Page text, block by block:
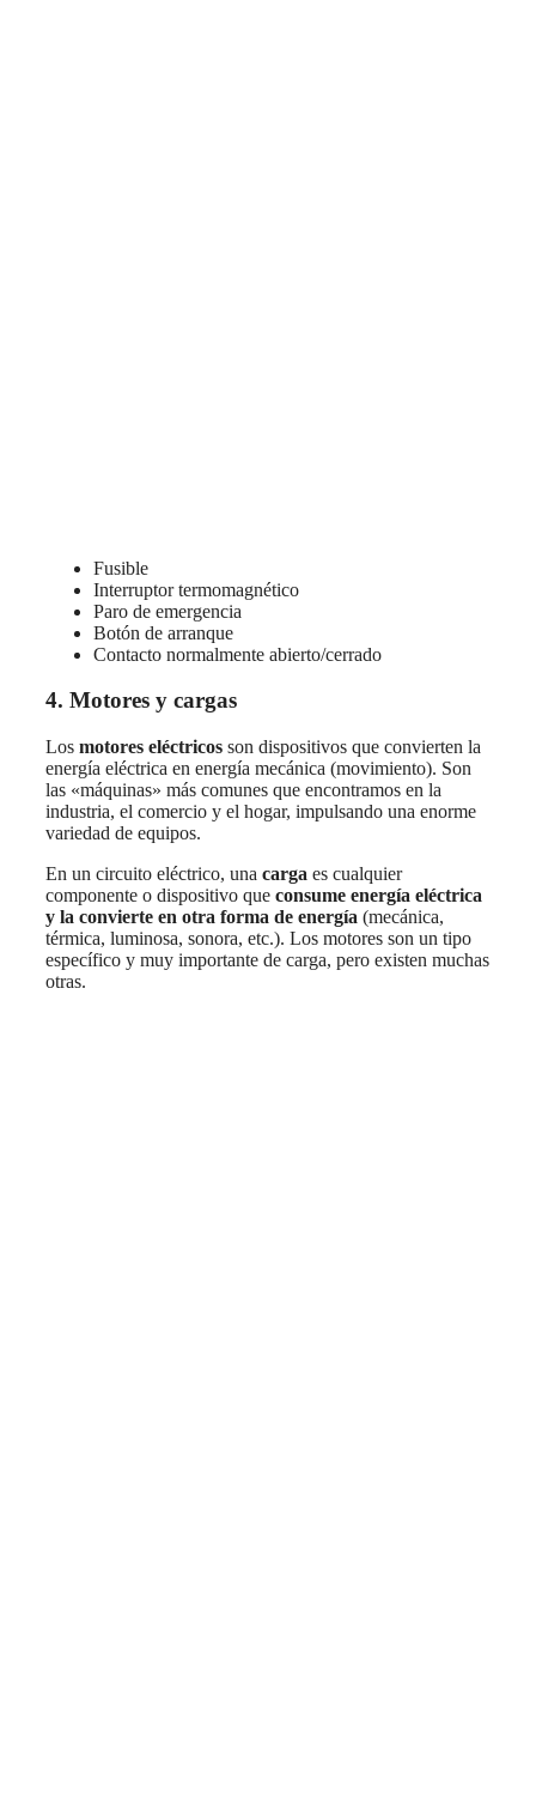
Fusible
Interruptor termomagnético
Paro de emergencia
Botón de arranque
Contacto normalmente abierto/cerrado
4. Motores y cargas
Los motores eléctricos son dispositivos que convierten la
energía eléctrica en energía mecánica (movimiento). Son
las «máquinas» más comunes que encontramos en la
industria, el comercio y el hogar, impulsando una enorme
variedad de equipos.
En un circuito eléctrico, una carga es cualquier
componente o dispositivo que consume energía eléctrica
y la convierte en otra forma de energía (mecánica,
térmica, luminosa, sonora, etc.). Los motores son un tipo
específico y muy importante de carga, pero existen muchas
otras.